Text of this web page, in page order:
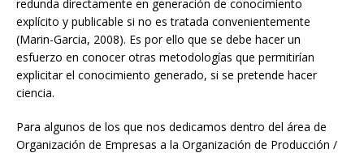
redunda directamente en generación de conocimiento
explícito y publicable si no es tratada convenientemente
(Marin-Garcia, 2008). Es por ello que se debe hacer un
esfuerzo en conocer otras metodologías que permitirían
explicitar el conocimiento generado, si se pretende hacer
ciencia.
Para algunos de los que nos dedicamos dentro del área de
Organización de Empresas a la Organización de Producción /